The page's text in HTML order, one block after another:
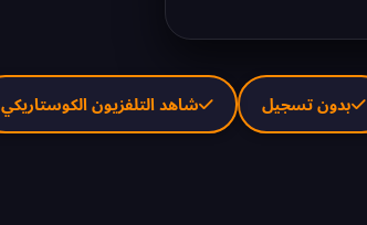
بدون تسجيل شاهد التلفزيون الكوستاريكي